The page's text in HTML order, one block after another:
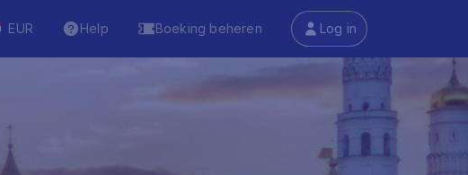
EUR Help Boeking beheren Log in